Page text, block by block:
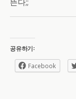
공유하기:
Facebook